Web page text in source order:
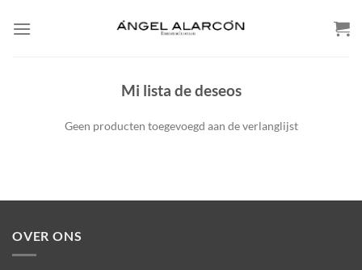
Mi lista de deseos
Geen producten toegevoegd aan de verlanglijst
OVER ONS